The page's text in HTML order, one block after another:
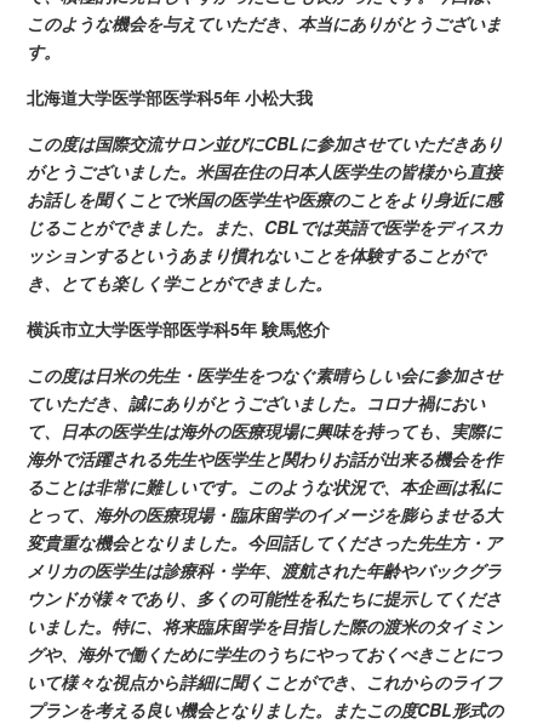
このような機会を与えていただき、本当にありがとうございま
す。
北海道大学医学部医学科5年 小松大我
この度は国際交流サロン並びにCBLに参加させていただきあり
がとうございました。米国在住の日本人医学生の皆様から直接
お話しを聞くことで米国の医学生や医療のことをより身近に感
じることができました。また、CBLでは英語で医学をディスカ
ッションするというあまり慣れないことを体験することがで
き、とても楽しく学ことができました。
横浜市立大学医学部医学科5年験馬悠介
この度は日米の先生・医学生をつなぐ素晴らしい会に参加させ
ていただき、誠にありがとうございました。コロナ禍におい
て、日本の医学生は海外の医療現場に興味を持っても、実際に
海外で活躍される先生や医学生と関わりお話が出来る機会を作
ることは非常に難しいです。このような状況で、本企画は私に
とって、海外の医療現場・臨床留学のイメージを膨らませる大
変貴重な機会となりました。今回話してくださった先生方・ア
メリカの医学生は診療科・学年、渡航された年齢やバックグラ
ウンドが様々であり、多くの可能性を私たちに提示してくださ
いました。特に、将来臨床留学を目指した際の渡米のタイミン
グや、海外で働くために学生のうちにやっておくべきことにつ
いて様々な視点から詳細に聞くことができ、これからのライフ
プランを考える良い機会となりました。またこの度CBL形式の